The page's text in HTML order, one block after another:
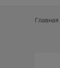
Главная